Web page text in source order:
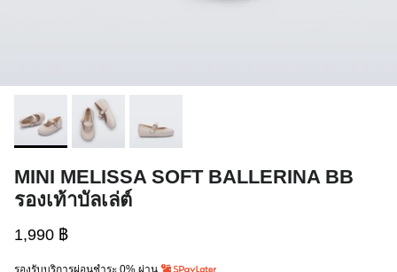
MINI MELISSA SOFT BALLERINA BB
รองเท้าบัลเล่ต์
1,990 ฿
รองรับบริการผ่อนชำระ 0% ผ่าน